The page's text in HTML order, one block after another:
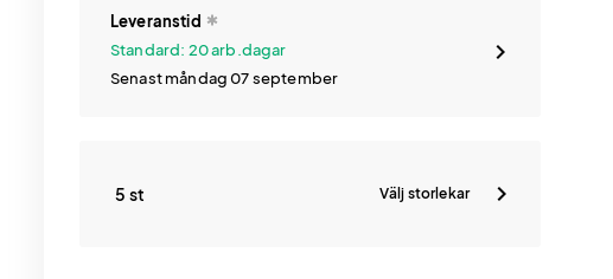
Leveranstid
Standard: 20 arb.dagar
Senast måndag 07 september
5 st Välj storlekar